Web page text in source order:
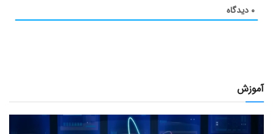
۰ دیدگاه
آموزش